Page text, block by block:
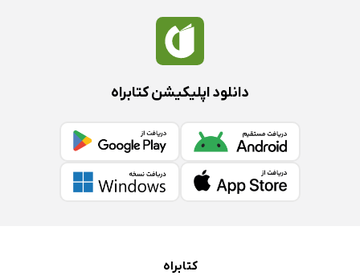
دانلود اپلیکیشن کتابراه
کتابراه